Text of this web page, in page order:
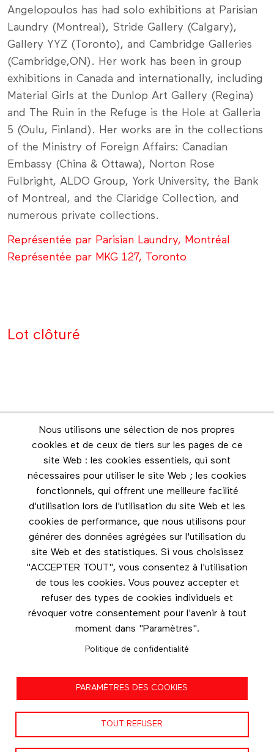
Angelopoulos has had solo exhibitions at Parisian
Laundry (Montreal), Stride Gallery (Calgary),
Gallery YYZ (Toronto), and Cambridge Galleries
(Cambridge,ON). Her work has been in group
exhibitions in Canada and internationally, including
Material Girls at the Dunlop Art Gallery (Regina)
and The Ruin in the Refuge is the Hole at Galleria
5 (Oulu, Finland). Her works are in the collections
of the Ministry of Foreign Affairs: Canadian
Embassy (China & Ottawa), Norton Rose
Fulbright, ALDO Group, York University, the Bank
of Montreal, and the Claridge Collection, and
numerous private collections.
Représentée par Parisian Laundry, Montréal
Représentée par MKG 127, Toronto
Lot clôturé
Nous utilisons une sélection de nos propres
cookies et de ceux de tiers sur les pages de ce
site Web : les cookies essentiels, qui sont
nécessaires pour utiliser le site Web ; les cookies
fonctionnels, qui offrent une meilleure facilité
d'utilisation lors de l'utilisation du site Web et les
cookies de performance, que nous utilisons pour
générer des données agrégées sur l'utilisation du
site Web et des statistiques. Si vous choisissez
"ACCEPTER TOUT", vous consentez à l'utilisation
de tous les cookies. Vous pouvez accepter et
refuser des types de cookies individuels et
révoquer votre consentement pour l'avenir à tout
moment dans "Paramètres".
Politique de confidentialité
PARAMÈTRES DES COOKIES
TOUT REFUSER
Infolettre
Restez en contact grâce à l'infolettre
Footer menu
Les éditions Esse
Instagram
Facebook
Nous contacter
Politique de confidentialité